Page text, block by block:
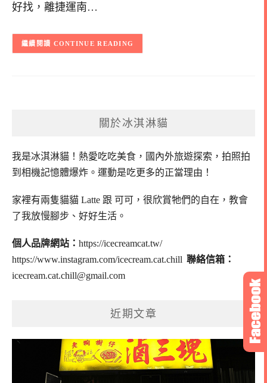
好找，離捷運南…
CONTINUE READING
關於冰淇淋貓
我是冰淇淋貓！ 熱愛吃吃美食，國內外旅遊探索，拍照拍
到相機記憶體爆炸。 運動是吃更多的正當理由！
家裡有兩隻貓貓 Latte 跟 可可， 很欣賞牠們的自在，教會
了我放慢腳步、好好生活。
個人品牌網站： https://icecreamcat.tw/
https://www.instagram.com/icecream.cat.chill 聯絡信箱：
icecream.cat.chill@gmail.com
近期文章